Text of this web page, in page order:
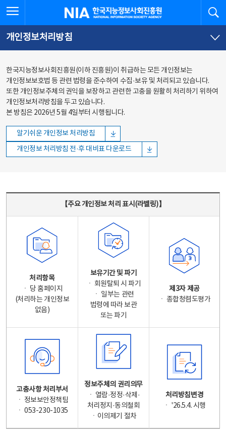
바로가기
바로가기
한국지능정보사회진흥원
개인정보처리방침
한국지능정보사회진흥원(이하 진흥원)이 취급하는 모든 개인정보는
개인정보보호법 등 관련 법령을 준수하여 수집·보유 및 처리되고 있습니다.
또한 개인정보주체의 권익을 보장하고 관련한 고충을 원활히 처리하기 위하여
개인정보처리방침을 두고 있습니다.
본 방침은 2026년 5월 4일부터 시행됩니다.
알기쉬운 개인정보 처리방침
개인정보 처리방침 전·후 대비표 다운로드
【주요 개인정보 처리 표시(라벨링)】
처리항목
ㆍ 당 홈페이지
(처리하는 개인정보
없음)
보유기간 및 파기
ㆍ 회원탈퇴 시 파기
ㆍ 일부는 관련
법령에 따라 보관
또는 파기
제3자 제공
ㆍ 종합청렴도평가
고충사항 처리부서
ㆍ 정보보안정책팀
ㆍ 053-230-1035
정보주체의 권리의무
ㆍ 열람·정정·삭제·
처리정지·동의철회
ㆍ이의제기 절차
처리방침변경
ㆍ '26.5.4. 시행